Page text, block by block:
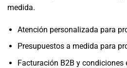
medida.
Atención personalizada para
Presupuestos a medida para
Facturación B2B y condiciones